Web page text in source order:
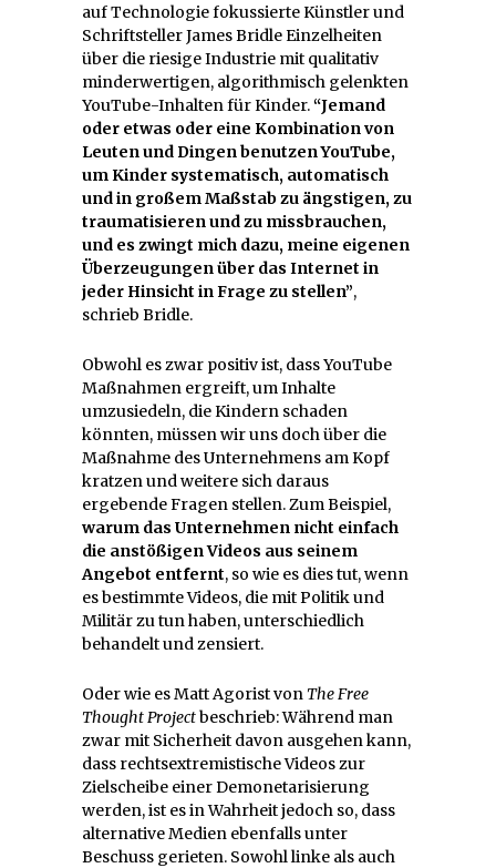
auf Technologie fokussierte Künstler und
Schriftsteller James Bridle Einzelheiten
über die riesige Industrie mit qualitativ
minderwertigen, algorithmisch gelenkten
YouTube-Inhalten für Kinder.“Jemand
oder etwas oder eine Kombination von
Leuten und Dingen benutzen YouTube,
um Kinder systematisch, automatisch
und in großem Maßstab zu ängstigen, zu
traumatisieren und zu missbrauchen,
und es zwingt mich dazu, meine eigenen
Überzeugungen über das Internet in
jeder Hinsicht in Frage zu stellen”,
schrieb Bridle.
Obwohl es zwar positiv ist, dass YouTube
Maßnahmen ergreift, um Inhalte
umzusiedeln, die Kindern schaden
könnten, müssen wir uns doch über die
Maßnahme des Unternehmens am Kopf
kratzen und weitere sich daraus
ergebende Fragen stellen. Zum Beispiel,
warum das Unternehmen nicht einfach
die anstößigen Videos aus seinem
Angebot entfernt, so wie es dies tut, wenn
es bestimmte Videos, die mit Politik und
Militär zu tun haben, unterschiedlich
behandelt und zensiert.
Oder wie es Matt Agorist von The Free
Thought Projectbeschrieb: Während man
zwar mit Sicherheit davon ausgehen kann,
dass rechtsextremistische Videos zur
Zielscheibe einer Demonetarisierung
werden, ist es in Wahrheit jedoch so, dass
alternative Medien ebenfalls unter
Beschuss gerieten. Sowohl linke als auch